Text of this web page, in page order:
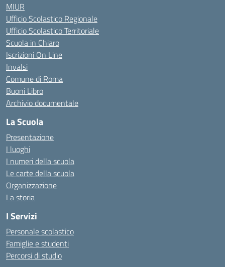
MIUR
Ufficio Scolastico Regionale
Ufficio Scolastico Territoriale
Scuola in Chiaro
Iscrizioni On Line
Invalsi
Comune di Roma
Buoni Libro
Archivio documentale
La Scuola
Presentazione
I luoghi
I numeri della scuola
Le carte della scuola
Organizzazione
La storia
I Servizi
Personale scolastico
Famiglie e studenti
Percorsi di studio